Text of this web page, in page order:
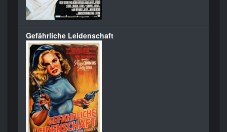
Gefährliche Leidenschaft